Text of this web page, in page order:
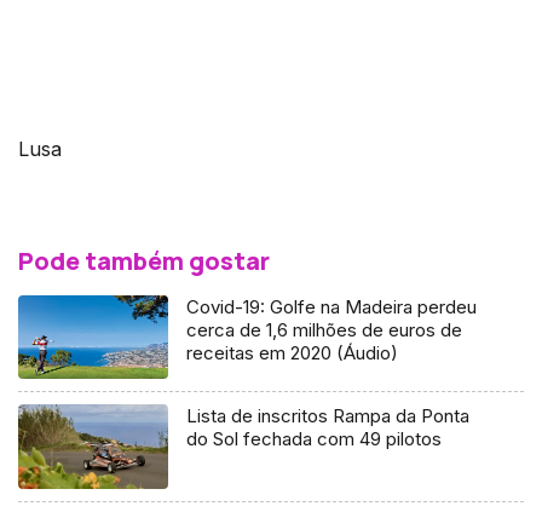
Lusa
Pode também gostar
Covid-19: Golfe na Madeira perdeu
cerca de 1,6 milhões de euros de
receitas em 2020 (Áudio)
Lista de inscritos Rampa da Ponta
do Sol fechada com 49 pilotos